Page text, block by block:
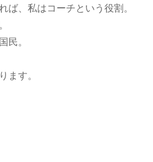
ば、私はコーチという役割。
民。
ます。